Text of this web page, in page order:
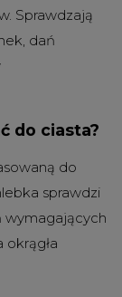
Sprawdzają
dań
do ciasta?
do
sprawdzi
wymagających